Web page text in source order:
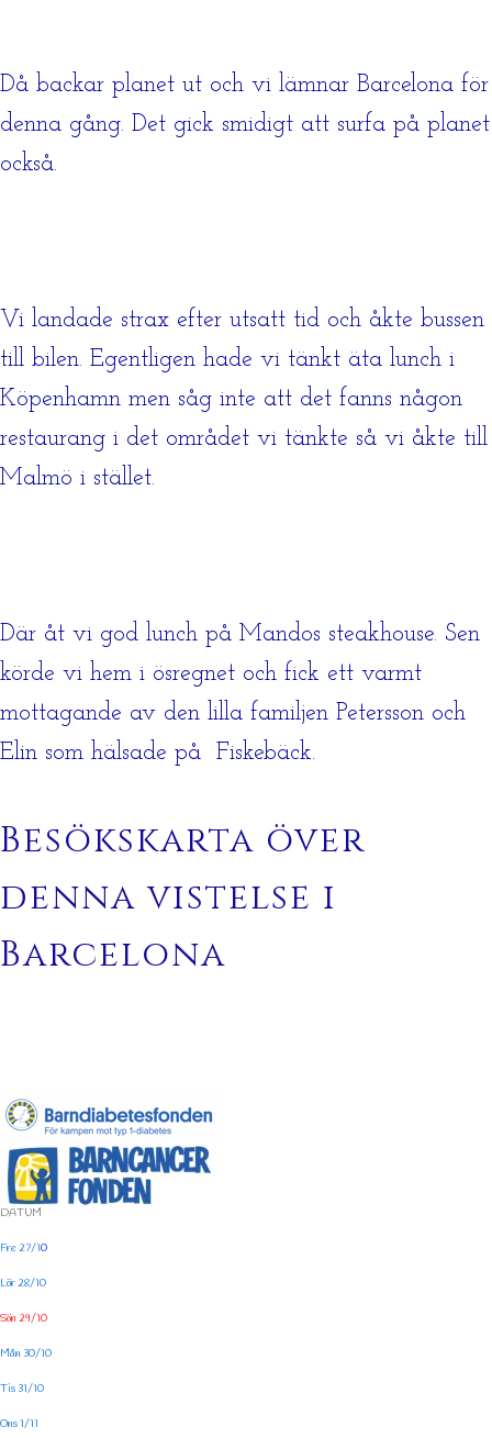
Då backar planet ut och vi lämnar Barcelona för
denna gång. Det gick smidigt att surfa på planet
också.
Vi landade strax efter utsatt tid och åkte bussen
till bilen. Egentligen hade vi tänkt äta lunch i
Köpenhamn men såg inte att det fanns någon
restaurang i det området vi tänkte så vi åkte till
Malmö i stället.
Där åt vi god lunch på Mandos steakhouse. Sen
körde vi hem i ösregnet och fick ett varmt
mottagande av den lilla familjen Petersson och
Elin som hälsade på Fiskebäck.
Besökskarta över
denna vistelse i
Barcelona
DATUM
Fre 27/10
Lör 28/10
Sön 29/10
Mån 30/10
Tis 31/10
Ons 1/11